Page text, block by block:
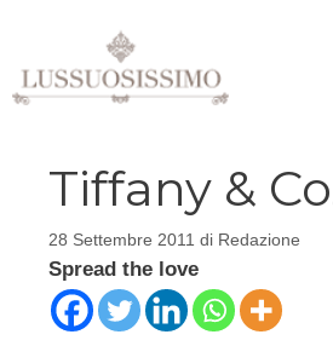
contenuto
Tiffany &
28 Settembre 2011 di Redazione
Spread the love